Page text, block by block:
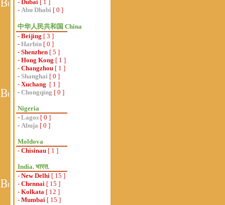
- Dubai [ 1 ]
- Abu Dhabi [ 0 ]
中华人民共和国 China
- Beijing [ 3 ]
- Harbin [ 0 ]
- Shenzhen [ 5 ]
- Hong Kong [ 1 ]
- Changzhou [ 1 ]
- Shanghai [ 0 ]
- Xuchang [ 1 ]
- Chongqing [ 0 ]
Nigeria
- Lagos [ 0 ]
- Abuja [ 0 ]
Moldova
- Chisinau [ 1 ]
India. भारत.
- New Delhi [ 15 ]
- Chennai [ 15 ]
- Kolkata [ 12 ]
- Mumbai [ 15 ]